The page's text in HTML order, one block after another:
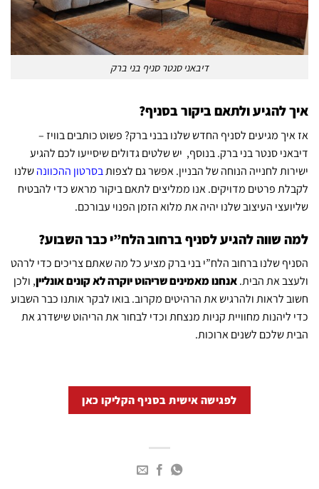
דיבאני סנטר סניף בני ברק
איך להגיע ולתאם ביקור בסניף?
אז איך מגיעים לסניף החדש שלנו בבני ברק? פשוט כותבים בוויז –
דיבאני סנטר בני ברק. בנוסף, יש שלטים גדולים שיסייעו לכם להגיע
ישירות לחנייה הנוחה של הבניין. אפשר גם לצפותבסרטון ההכוונהשלנו
לקבלת פרטים מדויקים. אנו ממליצים לתאם ביקור מראש כדי להבטיח
שליועצי העיצוב שלנו יהיה את מלוא הזמן הפנוי עבורכם.
למה שווה להגיע לסניף ברחוב הלח”י כבר השבוע?
הסניף שלנו ברחוב הלח”י בני ברק מציע כל מה שאתם צריכים כדי לרהט
ולעצב את הבית.אנחנו מאמינים שריהוט יוקרה לא קונים אונליין, ולכן
חשוב לראות ולהרגיש את הרהיטים מקרוב. בואו לבקר אותנו כבר השבוע
כדי ליהנות מחוויית קניות מנצחת וכדי לבחור את הריהוט שישדרג את
הבית שלכם לשנים ארוכות.
לפגישה אישית בסניף הקליקו כאן